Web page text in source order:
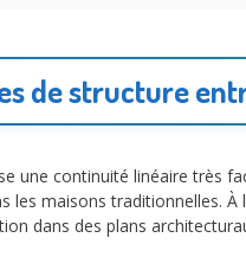
de structure
une continuité linéaire très
les maisons traditionnelles. À
dans des plans